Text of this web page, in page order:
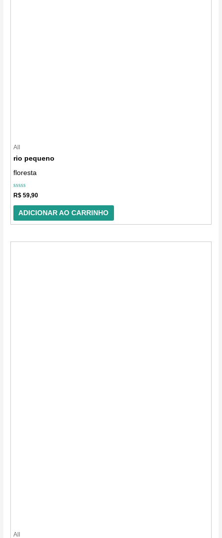
All
rio pequeno
floresta
Avaliação
0
de
R$ 59,90
ADICIONAR AO CARRINHO
All